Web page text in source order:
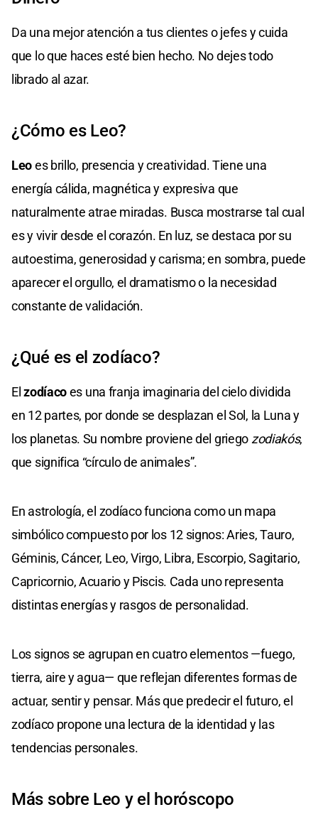
Da una mejor atención a tus clientes o jefes y cuida
que lo que haces esté bien hecho. No dejes todo
librado al azar.
¿Cómo es Leo?
Leoes brillo, presencia y creatividad. Tiene una
energía cálida, magnética y expresiva que
naturalmente atrae miradas. Busca mostrarse tal cual
es y vivir desde el corazón. En luz, se destaca por su
autoestima, generosidad y carisma; en sombra, puede
aparecer el orgullo, el dramatismo o la necesidad
constante de validación.
¿Qué es el zodíaco?
Elzodíacoes una franja imaginaria del cielo dividida
en 12 partes, por donde se desplazan el Sol, la Luna y
los planetas. Su nombre proviene del griego zodiakós,
que significa “círculo de animales”.
En astrología, el zodíaco funciona como un mapa
simbólico compuesto por los 12 signos: Aries, Tauro,
Géminis, Cáncer, Leo, Virgo, Libra, Escorpio, Sagitario,
Capricornio, Acuario y Piscis. Cada uno representa
distintas energías y rasgos de personalidad.
Los signos se agrupan en cuatro elementos —fuego,
tierra, aire y agua— que reflejan diferentes formas de
actuar, sentir y pensar. Más que predecir el futuro, el
zodíaco propone una lectura de la identidad y las
tendencias personales.
Más sobre Leo y el horóscopo